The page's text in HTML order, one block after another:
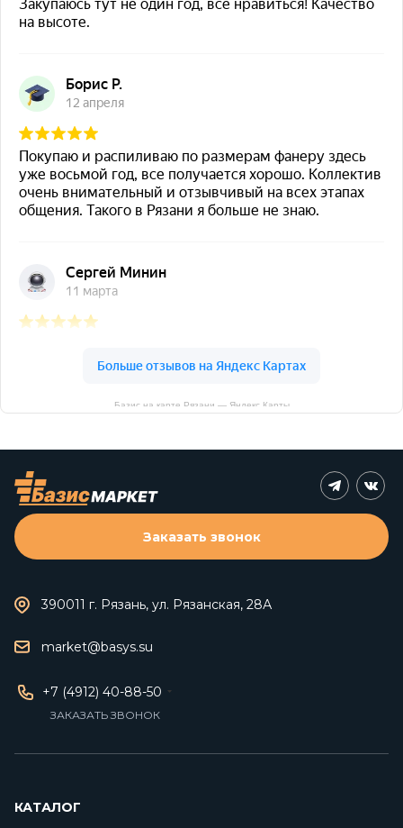
Базис на карте Рязани — Яндекс Карты
390011 г. Рязань, ул. Рязанская, 28А
market@basys.su
+7 (4912) 40-88-50
ЗАКАЗАТЬ ЗВОНОК
Заказать звонок
КАТАЛОГ